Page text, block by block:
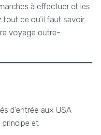
à effectuer et les
tout ce qu'il faut savoir
voyage outre-
d'entrée aux USA
principe et